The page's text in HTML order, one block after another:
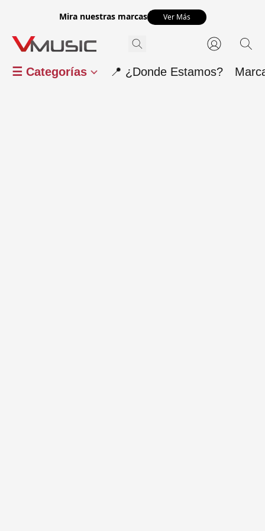
Mira nuestras marcas Ver Más
☰ Categorías 📍 ¿Donde Estamos?